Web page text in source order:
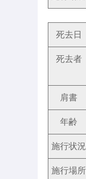
死去日
死去者
肩書
年齢
施行状況
施行場所